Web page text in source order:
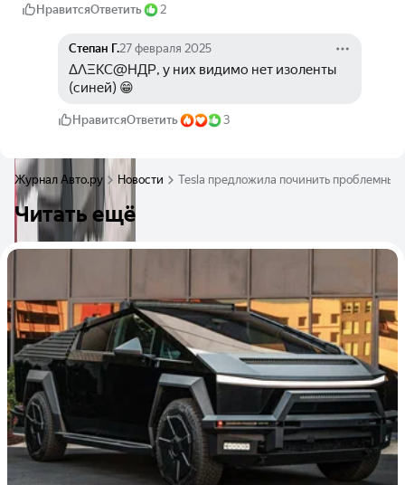
НравитсяОтветить 2
Степан Г.27 февраля 2025
ΔΛΞКС@ΗДΡ, у них видимо нет изоленты
(синей) 😁
НравитсяОтветить 3
Журнал Авто.ру Новости Tesla предложила починить
Читать ещё